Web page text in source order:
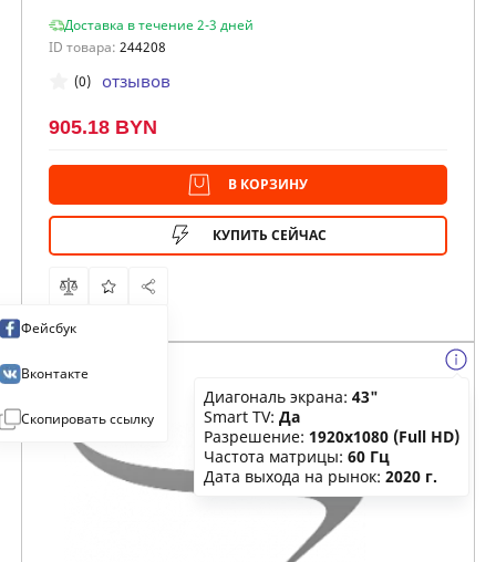
Доставка в течение 2-3 дней
ID товара: 244208
(0) отзывов
905.18 BYN
В КОРЗИНУ
КУПИТЬ СЕЙЧАС
Фейсбук
Вконтакте
Скопировать ссылку
Диагональ экрана: 43"
Smart TV: Да
Разрешение: 1920x1080 (Full HD)
Частота матрицы: 60 Гц
Дата выхода на рынок: 2020 г.